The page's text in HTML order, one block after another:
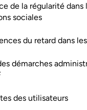
de la régularité dans
sociales
du retard dans
démarches
des utilisateurs